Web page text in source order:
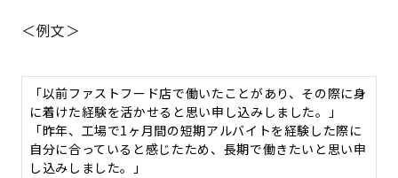
＜例文＞
「以前ファストフード店で働いたことがあり、その際に身
に着けた経験を活かせると思い申し込みしました。」
「昨年、工場で1ヶ月間の短期アルバイトを経験した際に
自分に合っていると感じたため、長期で働きたいと思い申
し込みしました。」